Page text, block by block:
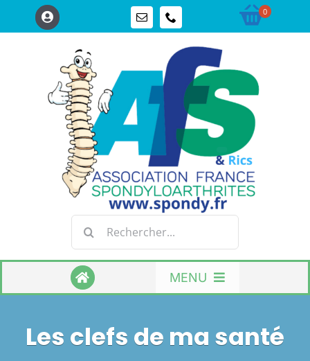
Passer
au
0
Rechercher:
MENU
Les clefs de ma santé